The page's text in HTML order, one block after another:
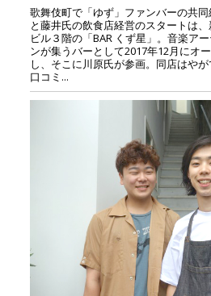
歌舞伎町で「ゆず」ファンバーの共
と藤井氏の飲食店経営のスタートは
ビル３階の「BAR くず星」。音楽ア
ンが集うバーとして2017年12月にオ
し、そこに川原氏が参画。同店はや
口コミ...